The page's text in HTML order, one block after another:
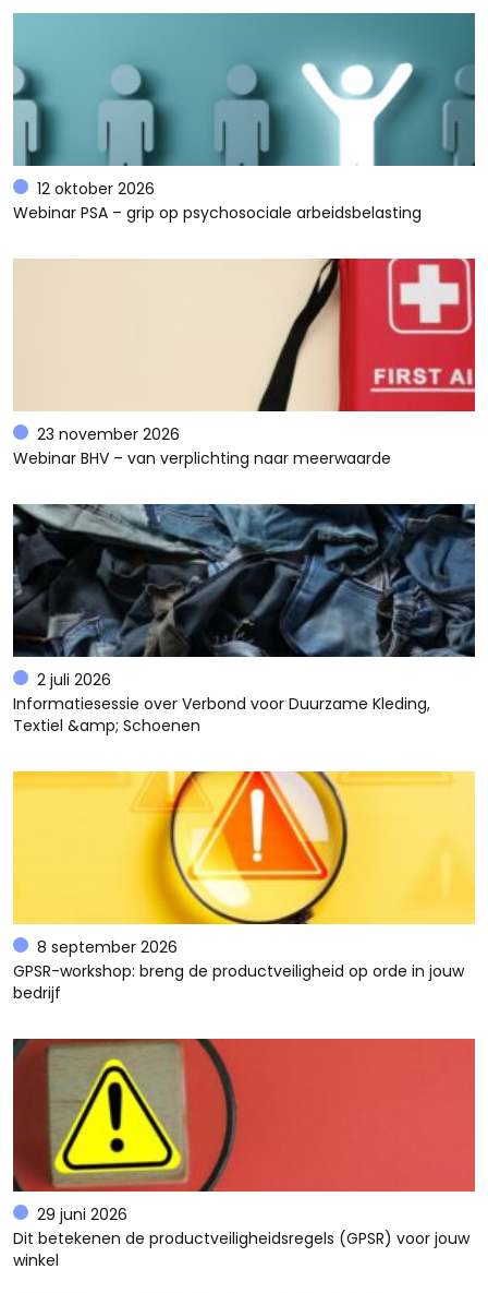
12 oktober 2026
Webinar PSA – grip op psychosociale arbeidsbelasting
23 november 2026
Webinar BHV – van verplichting naar meerwaarde
2 juli 2026
Informatiesessie over Verbond voor Duurzame Kleding,
Textiel &amp; Schoenen
8 september 2026
GPSR-workshop: breng de productveiligheid op orde in jouw
bedrijf
29 juni 2026
Dit betekenen de productveiligheidsregels (GPSR) voor jouw
winkel